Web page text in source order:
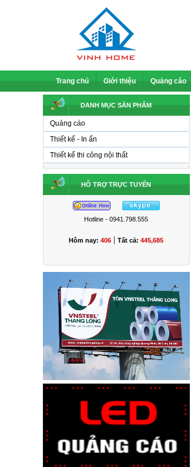
Trang chủ Giới thiệu Quảng cáo
DANH MỤC SẢN PHẨM
Quảng cáo
Thiết kế - In ấn
Thiết kế thi công nội thất
HỖ TRỢ TRỰC TUYẾN
Hotline - 0941.798.555
Hôm nay: 406 | Tất cả: 445,685